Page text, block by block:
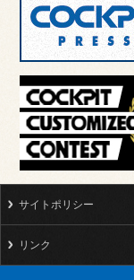
サイトポリシー
リンク